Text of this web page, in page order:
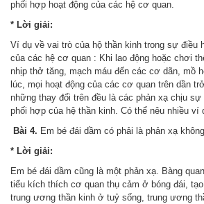
phối hợp hoạt động của các hệ cơ quan.
* Lời giải:
Ví dụ về vai trò của hộ thần kinh trong sự điều
của các hệ cơ quan : Khi lao động hoặc chơi
nhịp thở tăng, mạch máu đến các cơ dãn, mồ
lúc, mọi hoạt động của các cơ quan trên dần
những thay đổi trên đều là các phản xạ chịu sự
phối hợp của hệ thần kinh. Có thể nêu nhiều ví
Bài 4. Em bé đái dầm có phải là phản xạ
* Lời giải:
Em bé đái dầm cũng là một phản xạ. Bàng
tiểu kích thích cơ quan thụ cảm ở bóng đái,
trung ương thần kinh ở tuỷ sống, trung ương